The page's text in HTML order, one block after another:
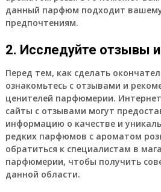
данный парфюм подходит вашему
предпочтениям.
2. Исследуйте отзывы
Перед тем, как сделать
ознакомьтесь с отзывами и
ценителей парфюмерии.
сайты с отзывами могут
информацию о качестве и
редких парфюмов с ароматом
обратиться к специалистам в
парфюмерии, чтобы получить
данной области.